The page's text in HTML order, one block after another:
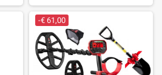
-€ 61,00